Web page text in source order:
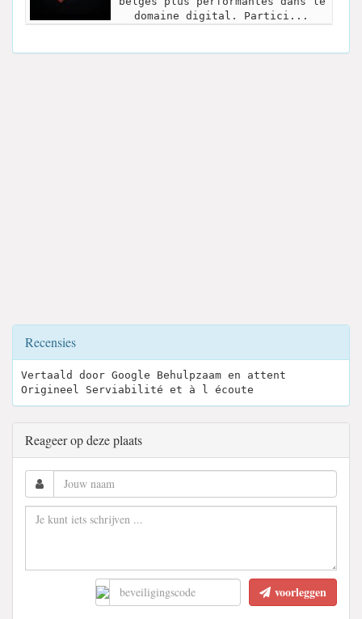
domaine digital. Partici...
Recensies
Vertaald door Google Behulpzaam en attent
Origineel Serviabilité et à l écoute
Reageer op deze plaats
voorleggen